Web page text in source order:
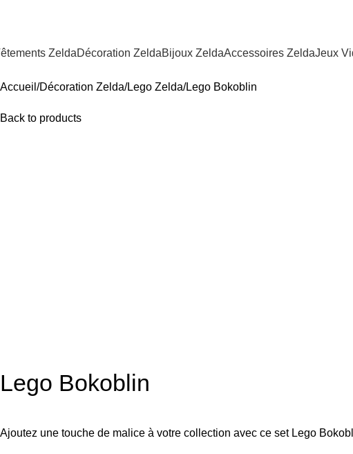
ZeldaDécoration ZeldaBijoux ZeldaAccessoires ZeldaJeux
Accueil Décoration Zelda Lego Zelda Lego Bokoblin
Back to products
Lego Bokoblin
Ajoutez une touche de malice à votre collection avec ce set Lego